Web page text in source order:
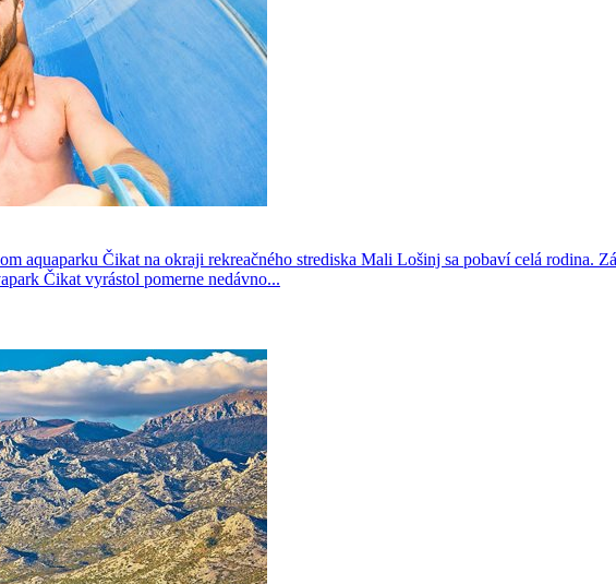
aquaparku Čikat na okraji rekreačného strediska Mali Lošinj sa pobaví celá rodina.
Čikat vyrástol pomerne nedávno...